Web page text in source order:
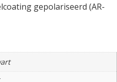
gepolariseerd (AR-